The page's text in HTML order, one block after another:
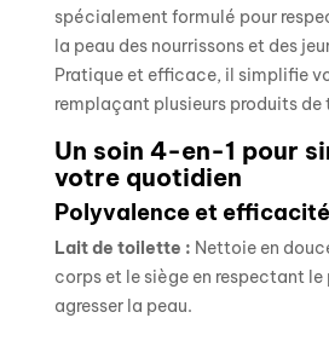
spécialement formulé pour
la peau des nourrissons et des
Pratique et efficace, il simplifie
remplaçant plusieurs produits
Un soin 4-en-1 pour
votre quotidien
Polyvalence et efficacité
Lait de toilette : Nettoie en
corps et le siège en respectant le
agresser la peau.